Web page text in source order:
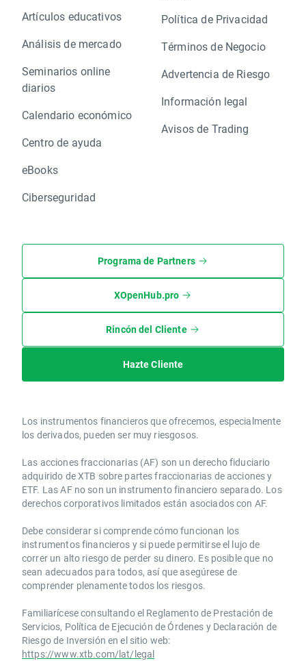
Artículos educativos
Análisis de mercado
Seminarios online
diarios
Calendario económico
Centro de ayuda
eBooks
Ciberseguridad
Política de Privacidad
Términos de Negocio
Advertencia de Riesgo
Información legal
Avisos de Trading
Programa de Partners
XOpenHub.pro
Rincón del Cliente
Hazte Cliente
Los instrumentos financieros que ofrecemos, especialmente
los derivados, pueden ser muy riesgosos.
Las acciones fraccionarias (AF) son un derecho fiduciario
adquirido de XTB sobre partes fraccionarias de acciones y
ETF. Las AF no son un instrumento financiero separado. Los
derechos corporativos limitados están asociados con AF.
Debe considerar si comprende cómo funcionan los
instrumentos financieros y si puede permitirse el lujo de
correr un alto riesgo de perder su dinero. Es posible que no
sean adecuados para todos, así que asegúrese de
comprender plenamente todos los riesgos.
Familiarícese consultando el Reglamento de Prestación de
Servicios, Política de Ejecución de Órdenes y Declaración de
Riesgo de Inversión en el sitio web:
https://www.xtb.com/lat/legal